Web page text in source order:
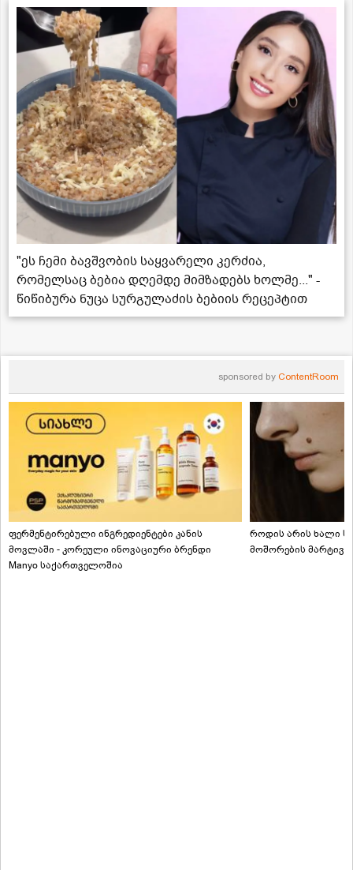
"ეს ჩემი ბავშვობის საყვარელი კერძია,
რომელსაც ბებია დღემდე მიმზადებს ხოლმე..." -
წიწიბურა ნუცა სურგულაძის ბებიის რეცეპტით
sponsored by ContentRoom
ფერმენტირებული ინგრედიენტები კანის
მოვლაში - კორეული ინოვაციური ბრენდი
Manyo საქართველოშია
როდის არის ხალი
მოშორების